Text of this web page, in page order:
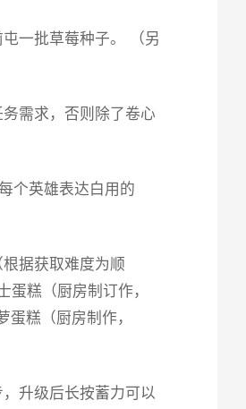
一批草莓种子。 （另
需求，否则除了卷心
个英雄表达白用的
据获取难度为顺
糕（厨房制订作，
糕（厨房制作，
升级后长按蓄力可以